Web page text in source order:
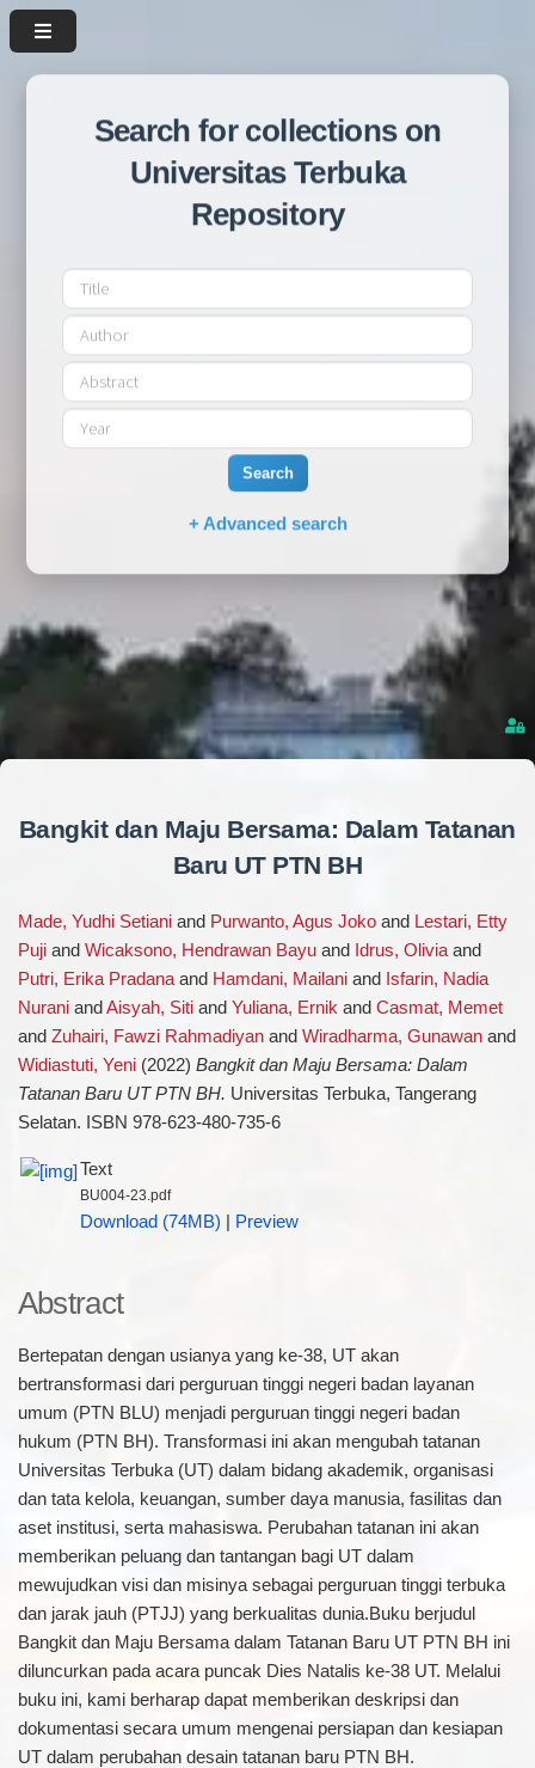
Search for collections on
Universitas Terbuka
Repository
Search
+ Advanced search
Bangkit dan Maju Bersama: Dalam Tatanan
Baru UT PTN BH
Made, Yudhi Setianiand Purwanto, Agus Jokoand Lestari, Etty
Pujiand Wicaksono, Hendrawan Bayuand Idrus, Oliviaand
Putri, Erika Pradanaand Hamdani, Mailaniand
Isfarin, Nadia
Nuraniand Aisyah, Sitiand Yuliana, Ernikand Casmat, Memet
and Zuhairi, Fawzi Rahmadiyanand Wiradharma, Gunawanand
Widiastuti, Yeni(2022) Bangkit dan Maju Bersama: Dalam
Tatanan Baru UT PTN BH. Universitas Terbuka, Tangerang
Selatan. ISBN 978-623-480-735-6
Text
BU004-23.pdf
Download (74MB) Preview
Abstract
Bertepatan dengan usianya yang ke-38, UT akan
bertransformasi dari perguruan tinggi negeri badan layanan
umum (PTN BLU) menjadi perguruan tinggi negeri badan
hukum (PTN BH). Transformasi ini akan mengubah tatanan
Universitas Terbuka (UT) dalam bidang akademik, organisasi
dan tata kelola, keuangan, sumber daya manusia, fasilitas dan
aset institusi, serta mahasiswa. Perubahan tatanan ini akan
memberikan peluang dan tantangan bagi UT dalam
mewujudkan visi dan misinya sebagai perguruan tinggi terbuka
dan jarak jauh (PTJJ) yang berkualitas dunia.Buku berjudul
Bangkit dan Maju Bersama dalam Tatanan Baru UT PTN BH ini
diluncurkan pada acara puncak Dies Natalis ke-38 UT. Melalui
buku ini, kami berharap dapat memberikan deskripsi dan
dokumentasi secara umum mengenai persiapan dan kesiapan
UT dalam perubahan desain tatanan baru PTN BH.